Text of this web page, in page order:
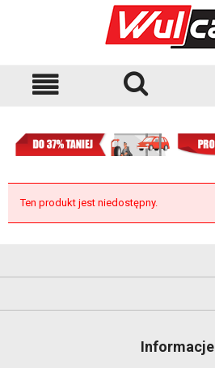
Ten produkt jest niedostępny.
Informacje